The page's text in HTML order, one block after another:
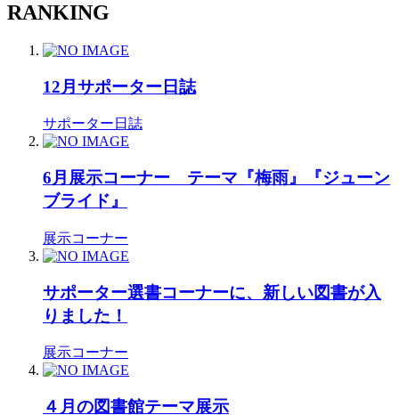
RANKING
12月サポーター日誌
サポーター日誌
6月展示コーナー テーマ『梅雨』『ジューン
ブライド』
展示コーナー
サポーター選書コーナーに、新しい図書が入
りました！
展示コーナー
４月の図書館テーマ展示